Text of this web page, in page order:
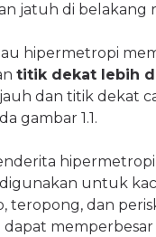
jatuh di belakang
hipermetropi
titik dekat lebih
dan titik dekat
gambar 1.1.
untuk
teropong, dan
dapat